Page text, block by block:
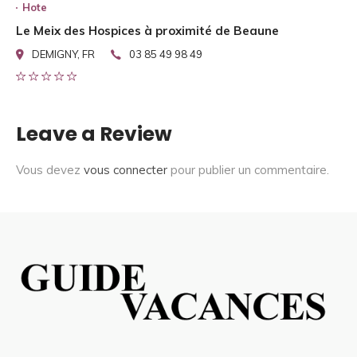
Hote
Le Meix des Hospices à proximité de Beaune
DEMIGNY, FR 03 85 49 98 49
Leave a Review
Vous devez vous connecter pour publier un commentaire.